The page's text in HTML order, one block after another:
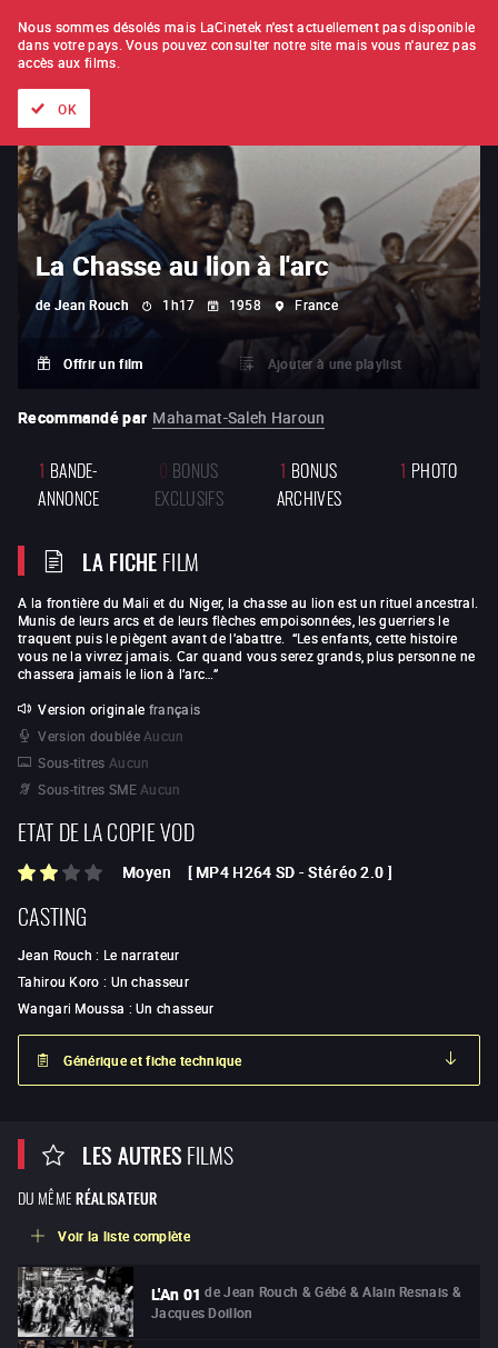
À L'UNITÉ ABONNEMENT
La Chasse au lion à l'arc
de Jean Rouch 1h17 1958 France
Offrir un film Ajouter à une playlist
Recommandé par Mahamat-Saleh Haroun
1 BANDE-
ANNONCE
0 BONUS
EXCLUSIFS
1 BONUS
ARCHIVES
1 PHOTO
LA FICHEFILM
A la frontière du Mali et du Niger, la chasse au lion est un rituel ancestral.
Munis de leurs arcs et de leurs flèches empoisonnées, les guerriers le
traquent puis le piègent avant de l’abattre. “Les enfants, cette histoire
vous ne la vivrez jamais. Car quand vous serez grands, plus personne ne
chassera jamais le lion à l’arc…”
Version originale français
Version doublée Aucun
Sous-titres Aucun
Sous-titres SME Aucun
ETAT DE LA COPIE VOD
Moyen [ MP4 H264 SD -Stéréo 2.0 ]
CASTING
Jean Rouch : Le narrateur
Tahirou Koro : Un chasseur
Wangari Moussa :Un chasseur
Générique et fiche technique
LES AUTRESFILMS
DU MÊME RÉALISATEUR
Voir la liste complète
L'An 01 de Jean Rouch & Gébé & Alain Resnais &
Jacques Doillon
Nous sommes désolés mais LaCinetek n'est actuellement pas disponible
dans votre pays. Vous pouvez consulter notre site mais vous n'aurez pas
accès aux films.
OK